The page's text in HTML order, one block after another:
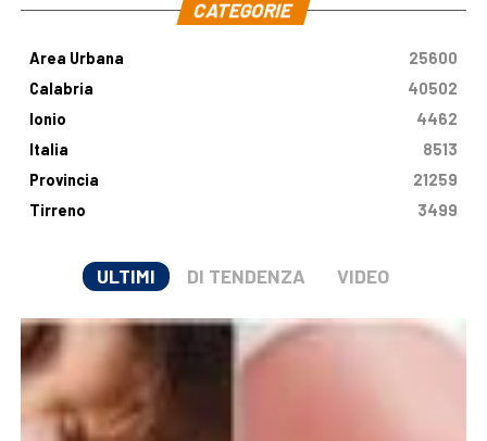
CATEGORIE
Area Urbana
25600
Calabria
40502
Ionio
4462
Italia
8513
Provincia
21259
Tirreno
3499
ULTIMI DI TENDENZA VIDEO